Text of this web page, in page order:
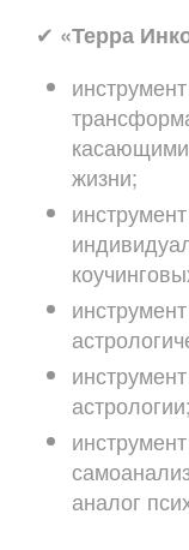
✔ «Терра
жизни;
астрологии;
аналог